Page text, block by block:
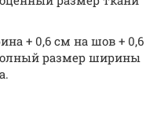
+ 0,6 см на шов + 0,6
размер ширины